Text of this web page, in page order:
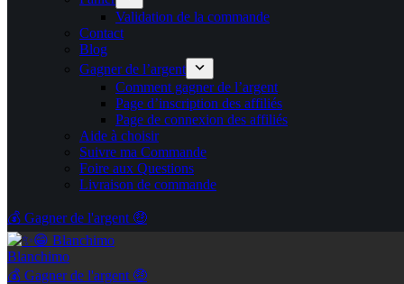
Validation de la commande
Contact
Blog
Gagner de l’argent
Comment gagner de l’argent
Page d’inscription des affiliés
Page de connexion des affiliés
Aide à choisir
Suivre ma Commande
Foire aux Questions
Livraison de commande
💰 Gagner de l'argent 🤑
Blanchimo
💰 Gagner de l'argent 🤑